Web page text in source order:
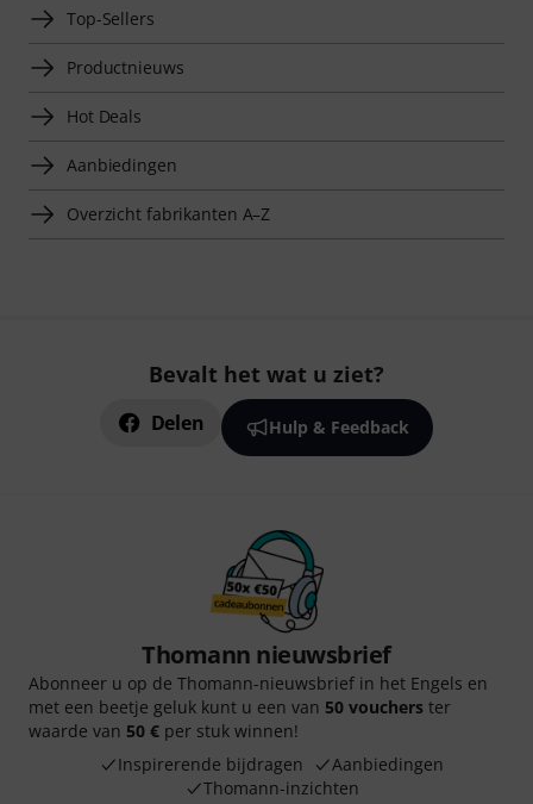
Top-Sellers
Productnieuws
Hot Deals
Aanbiedingen
Overzicht fabrikanten A–Z
Bevalt het wat u ziet?
Delen Hulp & Feedback
Thomann nieuwsbrief
Abonneer u op de Thomann-nieuwsbrief in het Engels en
met een beetje geluk kunt u een van 50 vouchers ter
waarde van 50 € per stuk winnen!
Inspirerende bijdragen
Aanbiedingen
Thomann-inzichten